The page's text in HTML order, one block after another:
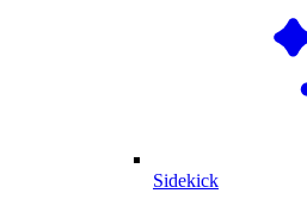
Sidekick